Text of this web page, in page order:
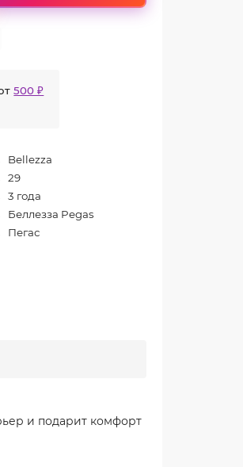
500 ₽
Bellezza
29
3 года
Беллезза Pegas
Пегас
и подарит комфорт